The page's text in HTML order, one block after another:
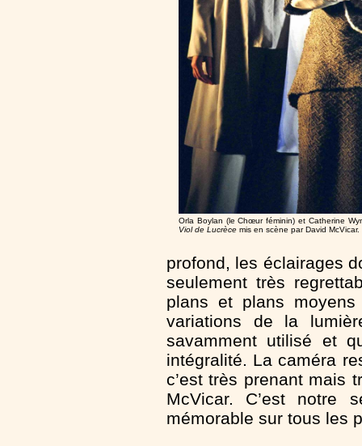
Orla Boylan (le Chœur féminin) et Catherine
Viol de Lucrèce mis en scène par David
profond, les éclairages
seulement très
plans et plans
variations de la
savamment utilisé et
intégralité. La caméra
c’est très prenant mais
McVicar. C’est notre
mémorable sur tous les